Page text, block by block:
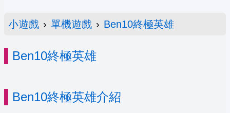
小遊戲 › 單機遊戲 › Ben10終極英雄
Ben10終極英雄
Ben10終極英雄介紹